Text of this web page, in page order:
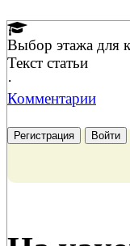
Выбор этажа для
Текст статьи
·
Комментарии
Регистрация Войти